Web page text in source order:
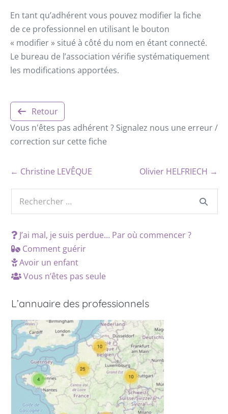
En tant qu’adhérent vous pouvez modifier la fiche
de ce professionnel en utilisant le bouton
« modifier » situé à côté du nom en étant connecté.
Le bureau de l’association vérifie systématiquement
les modifications apportées.
Retour
Vous n'êtes pas adhérent ? Signalez nous une erreur /
correction sur cette fiche
← Christine LEVÊQUE Olivier HELFRIECH →
J’ai mal, je suis perdue… Par où commencer ?
Comment guérir
Avoir un enfant
Vous n’êtes pas seule
L’annuaire des professionnels